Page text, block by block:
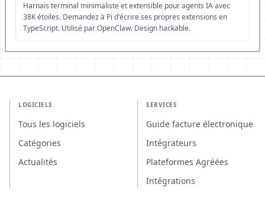
Harnais terminal minimaliste et extensible pour agents IA avec
38K étoiles. Demandez à Pi d'écrire ses propres extensions en
TypeScript. Utilisé par OpenClaw. Design hackable.
LOGICIELS
Tous les logiciels
Catégories
Actualités
SERVICES
Guide facture électronique
Intégrateurs
Plateformes Agréées
Intégrations